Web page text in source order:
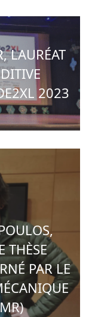
LAURÉAT
2023
THÈSE
PAR LE